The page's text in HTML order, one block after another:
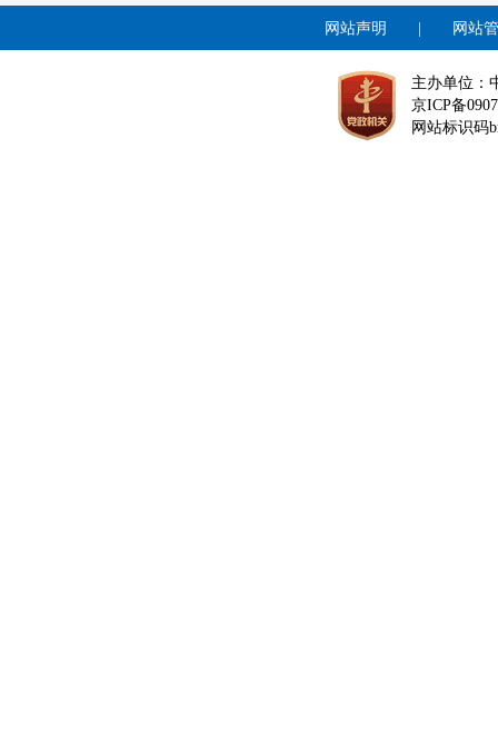
网站声明 网站
主办单位：
京ICP备
网站标识码